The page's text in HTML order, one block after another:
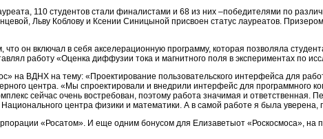
110 студентов стали финалистами и 68 из них –победителями по
Льву Коблову и Ксении Синицыной присвоен статус лауреатов.
что он включал в себя акселерационную программу, которая позволяла
работу «Оценка диффузии тока и магнитного поля в экспериментах по
на ВДНХ на тему: «Проектирование пользовательского интерфейса для
центра. «Мы спроектировали и внедрили интерфейс для программного
сейчас очень востребован, поэтому работа значимая и ответственная.
центра физики и математики. А в самой работе я была уверена,
«Росатом». И еще одним бонусом для Елизаветыот «Роскосмоса», на